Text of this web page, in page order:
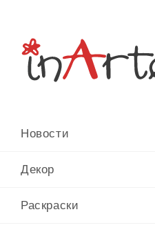
Новости
Декор
Раскраски